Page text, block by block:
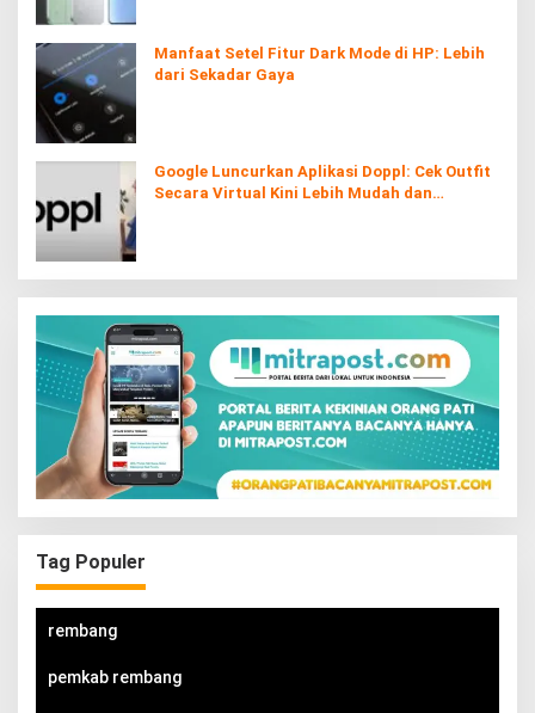
Manfaat Setel Fitur Dark Mode di HP: Lebih
dari Sekadar Gaya
Google Luncurkan Aplikasi Doppl: Cek Outfit
Secara Virtual Kini Lebih Mudah dan
Tag Populer
rembang
pemkab rembang